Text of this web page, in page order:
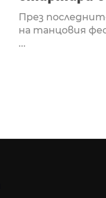
Lucid,
рейв
През
на танцовия
...